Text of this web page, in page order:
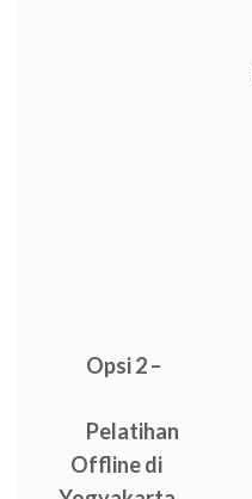
Opsi 2 –
Pelatihan
Offline di